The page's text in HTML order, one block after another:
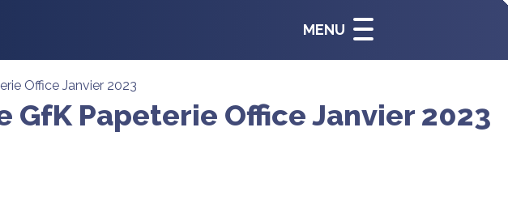
MENU
Office Janvier 2023
GfK Papeterie Office Janvier 2023